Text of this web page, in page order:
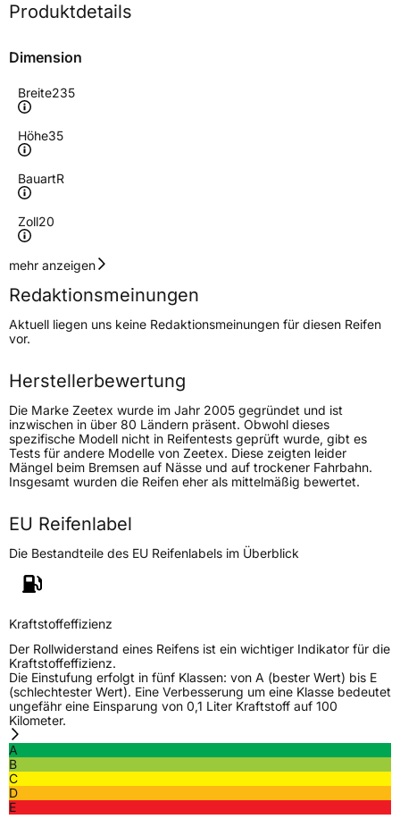
Produktdetails
Dimension
Breite235
Höhe35
BauartR
Zoll20
Geschwindigkeitsindex
Höchstgeschwindigkeit
300 km/h
Lastindex92
Höchstlast630 kg
Generelle Merkmale
FahrzeugtypSUV
VerwendungSommerreifen
FahrzeugartPKW & SUV
Weitere Eigenschaften
SchlauchtypTL
ZustandNeureifen
VerstärktXL
EU Label
mehr anzeigen
Redaktionsmeinungen
Aktuell liegen uns keine Redaktionsmeinungen für diesen Reifen
vor.
Herstellerbewertung
Die Marke Zeetex wurde im Jahr 2005 gegründet und ist
inzwischen in über 80 Ländern präsent. Obwohl dieses
spezifische Modell nicht in Reifentests geprüft wurde, gibt es
Tests für andere Modelle von Zeetex. Diese zeigten leider
Mängel beim Bremsen auf Nässe und auf trockener Fahrbahn.
Insgesamt wurden die Reifen eher als mittelmäßig bewertet.
EU Reifenlabel
Die Bestandteile des EU Reifenlabels im Überblick
Kraftstoffeffizienz
Der Rollwiderstand eines Reifens ist ein wichtiger Indikator für die
Kraftstoffeffizienz.
Die Einstufung erfolgt in fünf Klassen: von A (bester Wert) bis E
(schlechtester Wert). Eine Verbesserung um eine Klasse bedeutet
ungefähr eine Einsparung von 0,1 Liter Kraftstoff auf 100
Kilometer.
A
B
C
D
E